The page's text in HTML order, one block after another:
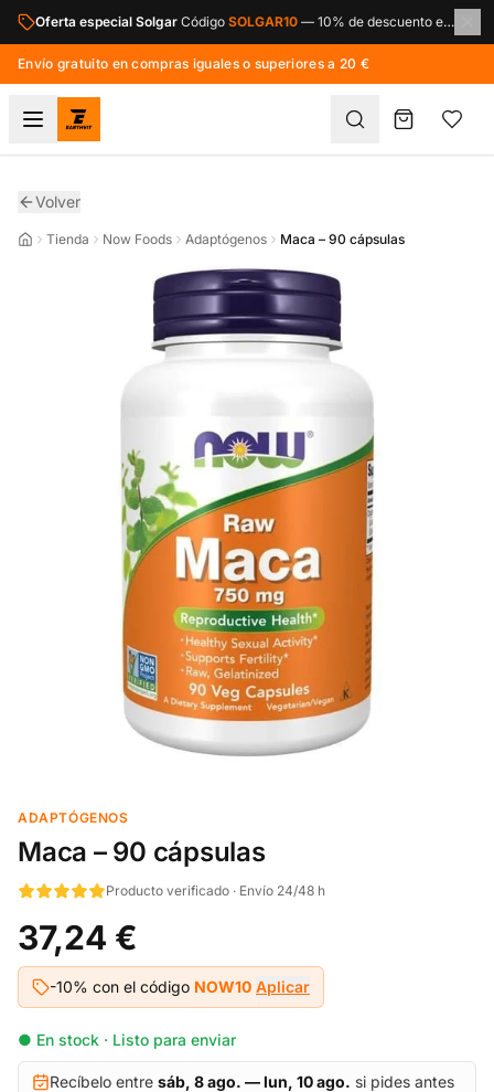
Saltar al contenido principal
Oferta especial Solgar Código SOLGAR10 — 10% de descuento en toda la marca Solgar.
Envío gratuito en compras iguales o superiores a 20 €
Volver
Tienda Now Foods Adaptógenos Maca – 90 cápsulas
ADAPTÓGENOS
Maca – 90 cápsulas
Producto verificado · Envío 24/48 h
37,24 €
-10% con el código NOW10 Aplicar
● En stock · Listo para enviar
Recíbelo entre sáb, 8 ago. — lun, 10 ago. si pides antes